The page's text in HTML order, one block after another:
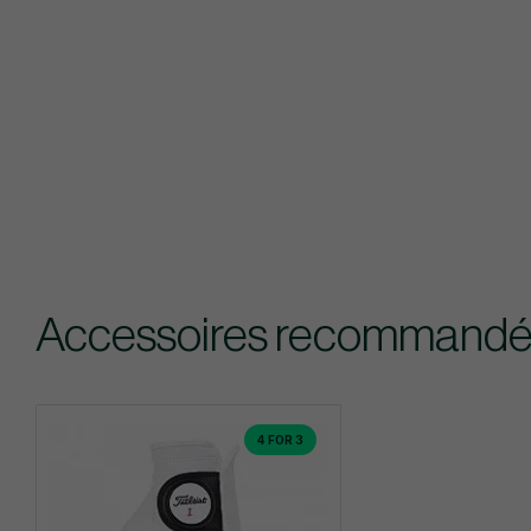
Accessoires
4 FOR 3